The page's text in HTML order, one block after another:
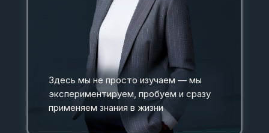
Здесь мы не просто изучаем — мы
экспериментируем, пробуем и сразу
применяем знания в жизни